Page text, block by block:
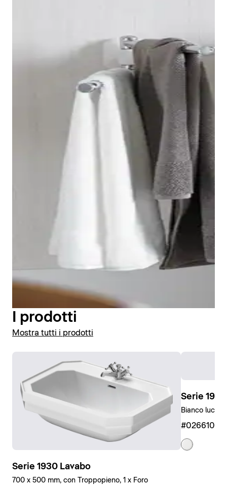
I lavabi Duravit 1930, con il loro tipico design
ottagonale, si assottigliano verso il basso. L'ampia
gamma comprende lavabi classici, lavamani e lavabi
da incasso. In linea con lo stesso design è disponibile
anche il lavabo Duravit 1930 con colonna.
Mostra i prodotti per la zona lavabo
I prodotti
Mostra tutti i prodotti
Serie 1930 Lavabo
700 x 500 mm, con Troppopieno, 1 x Foro
Serie
Bianco lucido